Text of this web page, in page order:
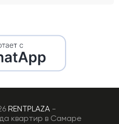
RENTPLAZA -
квартир в Самаре